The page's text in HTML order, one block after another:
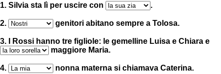
1. Silvia sta lì per uscire con .
2. genitori abitano sempre a Tolosa.
3. I Rossi hanno tre figliole: le gemelline Luisa e Chiara e
maggiore Maria.
4. nonna materna si chiamava Caterina.